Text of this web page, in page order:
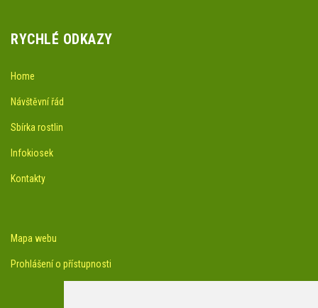
RYCHLÉ ODKAZY
Home
Návštěvní řád
Sbírka rostlin
Infokiosek
Kontakty
Mapa webu
Prohlášení o přístupnosti